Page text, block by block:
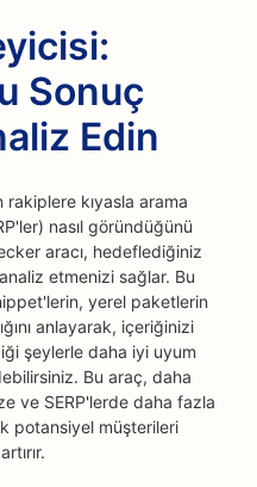
Sonuç
Edin
rakiplere kıyasla arama
nasıl göründüğünü
aracı, hedeflediğiniz
etmenizi sağlar. Bu
yerel paketlerin
anlayarak, içeriğinizi
şeylerle daha iyi uyum
Bu araç, daha
ve SERP'lerde daha fazla
potansiyel müşterileri